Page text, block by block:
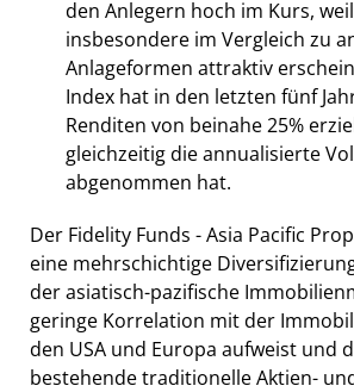
den Anlegern hoch im Kurs,
insbesondere im Vergleich zu
Anlageformen attraktiv
Index hat in den letzten fünf
Renditen von beinahe 25%
gleichzeitig die annualisierte
abgenommen hat.
Der Fidelity Funds - Asia Pacific
eine mehrschichtige
der asiatisch-pazifische
geringe Korrelation mit der
den USA und Europa aufweist und
bestehende traditionelle Aktien-